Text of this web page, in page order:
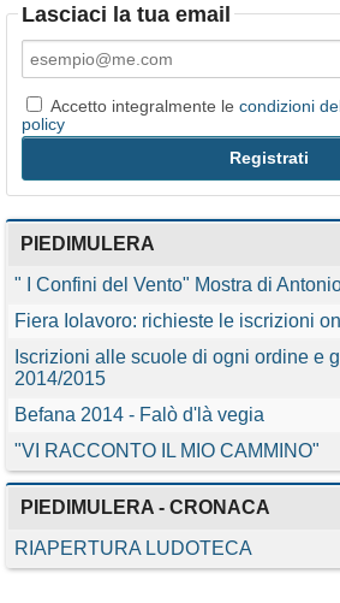
Lasciaci la tua email
Accetto integralmente le condizioni
policy
PIEDIMULERA
" I Confini del Vento" Mostra di
Fiera Iolavoro: richieste le iscrizioni
Iscrizioni alle scuole di ogni ordine e
2014/2015
Befana 2014 - Falò d'là vegia
"VI RACCONTO IL MIO CAMMINO"
PIEDIMULERA - CRONACA
RIAPERTURA LUDOTECA